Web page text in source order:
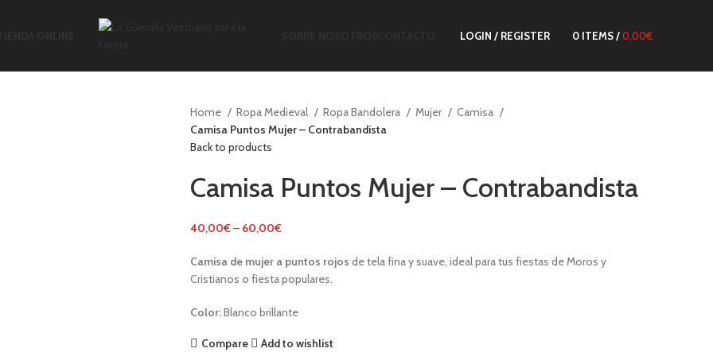
LOGIN / REGISTER 0 ITEMS/0,00€
Home Ropa Medieval Ropa Bandolera Mujer
Camisa
Camisa Puntos Mujer – Contrabandista
Back to products
Camisa Puntos Mujer – Contrabandista
40,00€– 60,00€
Camisa de mujer a puntos rojos de tela fina y suave, ideal para tus fiestas de Moros y
Cristianos o fiesta populares.
Color:Blanco brillante
Compare Add to wishlist